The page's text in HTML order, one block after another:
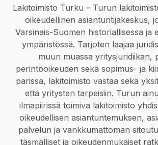
Lakitoimisto Turku – Turun
oikeudellinen asiantuntijakeskus,
Varsinais-Suomen historiallisessa ja
ympäristössä. Tarjoten laajaa
muun muassa yritysjuridiikan,
perintöoikeuden sekä sopimus- ja
parissa, lakitoimisto vastaa sekä
että yritysten tarpeisiin. Turun
ilmapiirissä toimiva lakitoimisto
oikeudellisen asiantuntemuksen,
palvelun ja vankkumattoman
täsmälliset ja oikeudenmukaiset